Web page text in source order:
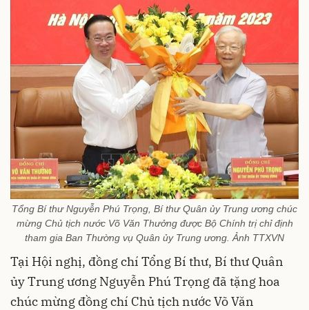
Tổng Bí thư Nguyễn Phú Trọng, Bí thư Quân ủy Trung ương chúc
mừng Chủ tịch nước Võ Văn Thưởng được Bộ Chính trị chỉ định
tham gia Ban Thường vụ Quân ủy Trung ương. Ảnh TTXVN
Tại Hội nghị, đồng chí Tổng Bí thư, Bí thư Quân
ủy Trung ương Nguyễn Phú Trọng đã tặng hoa
chúc mừng đồng chí Chủ tịch nước Võ Văn